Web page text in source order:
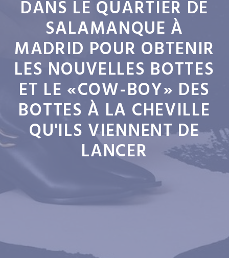
DANS LE QUARTIER DE
SALAMANQUE À
MADRID POUR OBTENIR
LES NOUVELLES BOTTES
ET LE «COW-BOY» DES
BOTTES À LA CHEVILLE
QU'ILS VIENNENT DE
LANCER